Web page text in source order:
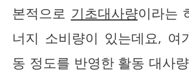
본적으로 기초대사량이라는
너지 소비량이 있는데요, 여
동 정도를 반영한 활동 대사